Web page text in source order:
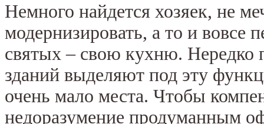
Немного найдется хозяек, не
модернизировать, а то и вовсе
святых – свою кухню. Нередко
зданий выделяют под эту
очень мало места. Чтобы
недоразумение продуманным